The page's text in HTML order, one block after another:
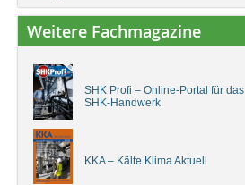
Weitere Fachmagazine
SHK Profi – Online-Portal für das
SHK-Handwerk
KKA – Kälte Klima Aktuell